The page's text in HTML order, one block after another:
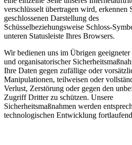
verschlüsselt übertragen wird, erkennen
geschlossenen Darstellung des
Schüsselbeziehungsweise Schloss-
unteren Statusleiste Ihres Browsers.
Wir bedienen uns im Übrigen geeigneter
und organisatorischer
Ihre Daten gegen zufällige oder
Manipulationen, teilweisen oder
Verlust, Zerstörung oder gegen den
Zugriff Dritter zu schützen. Unsere
Sicherheitsmaßnahmen werden
technologischen Entwicklung